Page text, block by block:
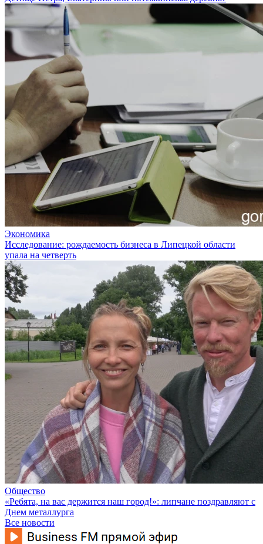
Экономика
Исследование: рождаемость бизнеса в Липецкой области
упала на четверть
Общество
«Ребята, на вас держится наш город!»: липчане поздравляют с
Днем металлурга
Все новости